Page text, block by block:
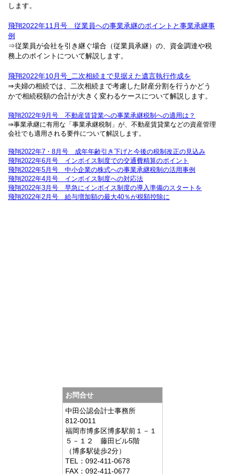
します。
飛翔2022年11月号 従業員への事業承継のポイントと事業承継事
例
⇒従業員が会社を引き継ぐ場合（従業員承継）の、資金調達や税
務上のポイントについて解説します。
飛翔2022年10月号_二次相続まで見据えた遺言執行作成を
⇒夫婦の相続では、二次相続まで考慮した財産分割を行うかどう
かで相続税額の合計が大きく変わるケースについて解説します。
飛翔2022年9月号 不動産賃貸業への事業承継税制への適用は？
⇒事業承継に有用な「事業承継税制」が、不動産賃貸業などの資産管理
会社でも適用される要件について解説します。
飛翔2022年7・8月号 成年年齢引き下げと今後の税制改正の見込み
飛翔2022年6月号 インボイス制度での交通費精算のポイント
飛翔2022年5月号 中小企業の株式への事業承継税制の活用事例
飛翔2022年4月号 インボイス制度への対応法
飛翔2022年3月号 早急にインボイス制度の導入準備のスタートを
飛翔2022年2月号 給与増加額の最大40％が税額控除に
お問合せ
中田公認会計士事務所
812-0011
福岡市博多区博多駅前１－１
５－１２ 藤田ビル5階
（博多駅徒歩2分）
TEL：092-411-0678
FAX：092-411-0677